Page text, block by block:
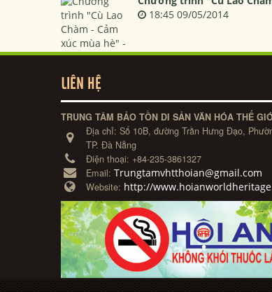
18:45 09/05/2014
LIÊN HỆ
TRUNG TÂM BẢO TỒN DI SẢN VĂN HÓA THẾ
Địa chỉ: Số 10B, đường Trần Hưng Đạo,
TP. Đà Nẵng
Điện thoại: +84-235-3861327
Email: Trungtamvhtthoian@gmail.com
Website: http://